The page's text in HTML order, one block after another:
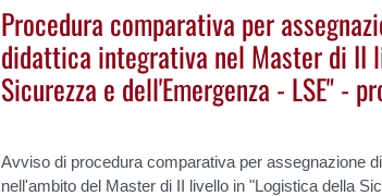
Procedura comparativa per
didattica integrativa nel Master di II
Sicurezza e dell'Emergenza - LSE" -
Avviso di procedura comparativa per assegnazione
nell'ambito del Master di II livello in "Logistica della